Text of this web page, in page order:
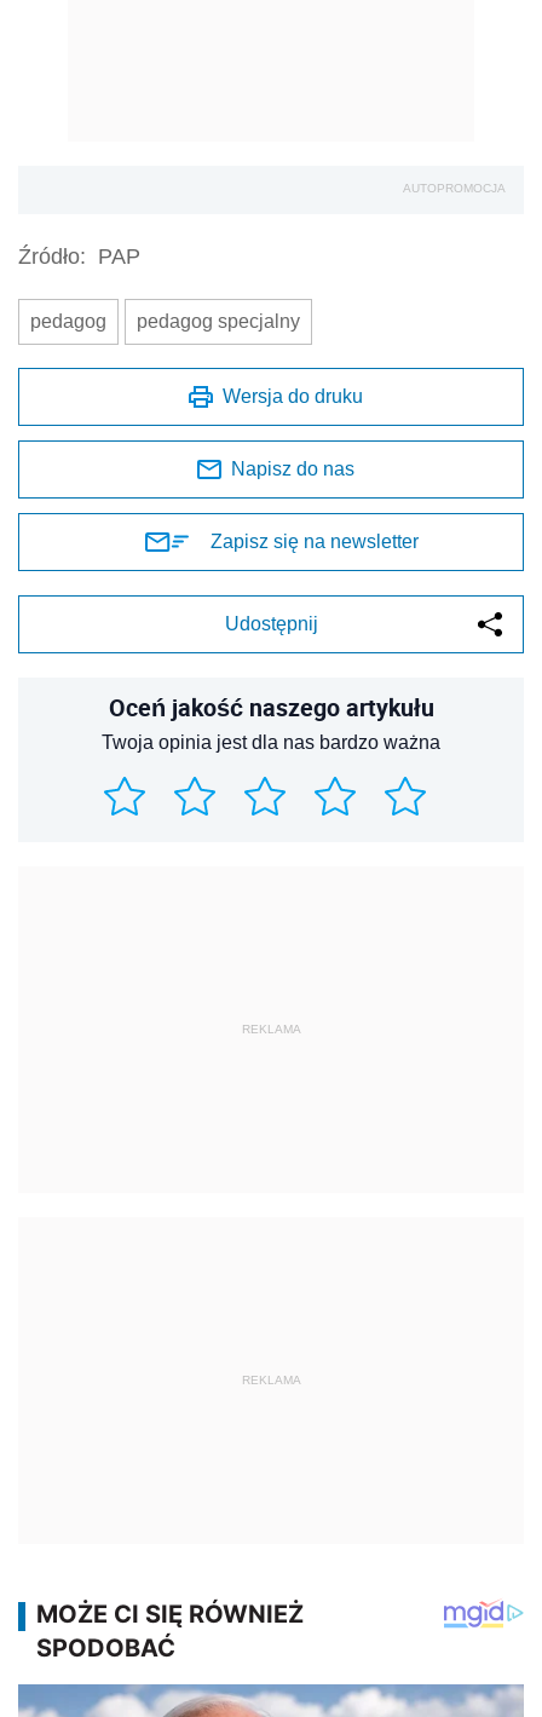
AUTOPROMOCJA
Źródło: PAP
pedagog pedagog specjalny
Wersja do druku
Napisz do nas
Zapisz się na newsletter
Udostępnij
Oceń jakość naszego artykułu
Twoja opinia jest dla nas bardzo ważna
REKLAMA
REKLAMA